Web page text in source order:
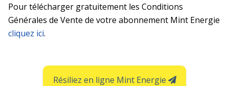
Pour télécharger gratuitement les Conditions
Générales de Vente de votre abonnement Mint Energie
cliquez ici.
Résiliez en ligne Mint Energie